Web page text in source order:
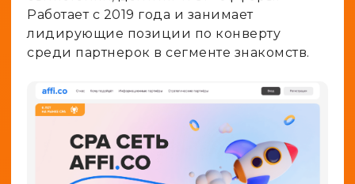
Работает с 2019 года и занимает
лидирующие позиции по конверту
среди партнерок в сегменте знакомств.